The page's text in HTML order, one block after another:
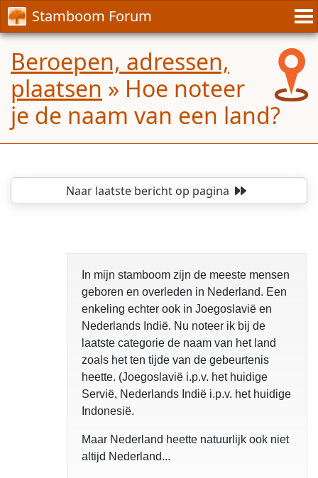
Stamboom Forum
Beroepen, adressen,
plaatsen » Hoe noteer
je de naam van een land?
Naar laatste berichtop pagina
In mijn stamboom zijn de meeste mensen
geboren en overleden in Nederland. Een
enkeling echter ook in Joegoslavië en
Nederlands Indië. Nu noteer ik bij de
laatste categorie de naam van het land
zoals het ten tijde van de gebeurtenis
heette. (Joegoslavië i.p.v. het huidige
Servië, Nederlands Indië i.p.v. het huidige
Indonesië.
Maar Nederland heette natuurlijk ook niet
altijd Nederland...